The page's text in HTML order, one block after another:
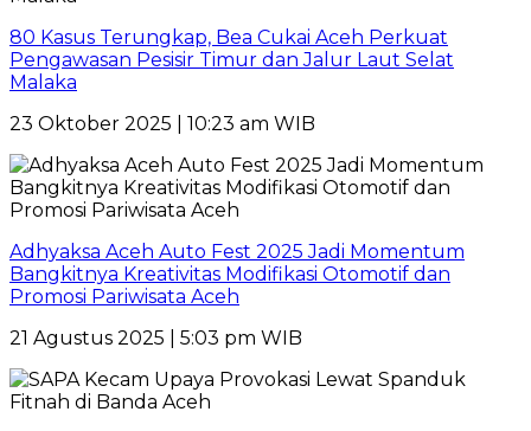
80 Kasus Terungkap, Bea Cukai Aceh Perkuat
Pengawasan Pesisir Timur dan Jalur Laut Selat
Malaka
23 Oktober 2025 | 10:23 am WIB
Adhyaksa Aceh Auto Fest 2025 Jadi Momentum
Bangkitnya Kreativitas Modifikasi Otomotif dan
Promosi Pariwisata Aceh
21 Agustus 2025 | 5:03 pm WIB